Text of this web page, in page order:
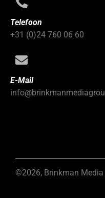
Telefoon
+31 (0)24 760 06 60
E-Mail
©2026, Brinkman Media